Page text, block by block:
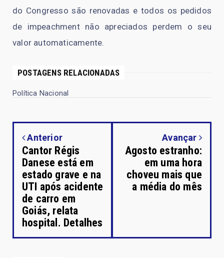
do Congresso são renovadas e todos os pedidos
de impeachment não apreciados perdem o seu
valor automaticamente.
POSTAGENS RELACIONADAS
Política Nacional
Anterior
Cantor Régis
Danese está em
estado grave e na
UTI após acidente
de carro em
Goiás, relata
hospital. Detalhes
Avançar
Agosto estranho:
em uma hora
choveu mais que
a média do mês